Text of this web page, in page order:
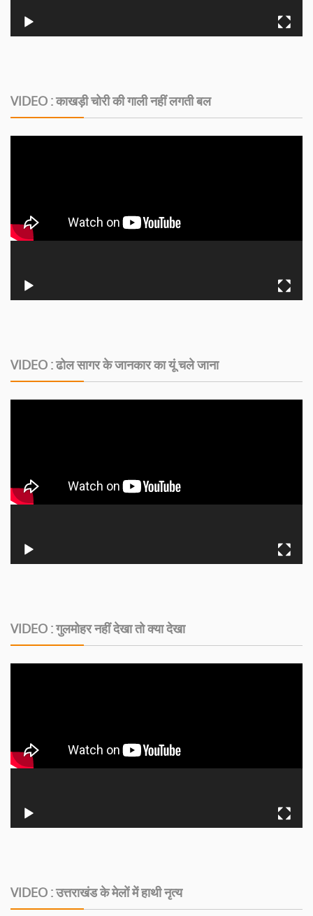
VIDEO : काखड़ी चोरी की गाली नहीं लगती बल
VIDEO : ढोल सागर के जानकार का यूं चले जाना
VIDEO : गुलमोहर नहीं देखा तो क्या देखा
VIDEO : उत्तराखंड के मेलों में हाथी नृत्य